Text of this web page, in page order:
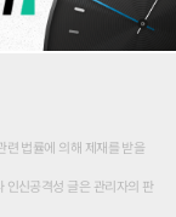
련 법률에 의해 제재를 받을
인신공격성 글은 관리자의 판